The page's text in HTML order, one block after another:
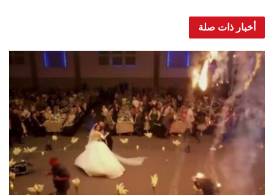
أخبار ذات صلة